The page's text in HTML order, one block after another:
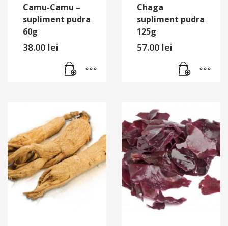
Camu-Camu –
supliment pudra
60g
38.00 lei
Chaga
supliment pudra
125g
57.00 lei